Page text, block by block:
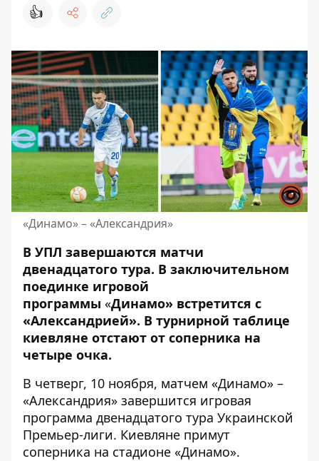
👍
«Динамо» – «Александрия»
В УПЛ завершаются матчи
двенадцатого тура. В заключительном
поединке игровой
программы «Динамо» встретится с
«Александрией». В турнирной таблице
киевляне отстают от соперника на
четыре очка.
В четверг, 10 ноября, матчем «Динамо» –
«Александрия» завершится игровая
программа двенадцатого тура Украинской
Премьер-лиги. Киевляне примут
соперника на стадионе «Динамо».